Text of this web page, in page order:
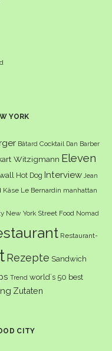
YORK
Bâtard Cocktail Dan Barber
Witzigmann Eleven
Hot Dog Interview Jean
Käse Le Bernardin manhattan
New York Street Food Nomad
Restaurant-
Rezepte Sandwich
Trend world´s 50 best
Zutaten
CITY